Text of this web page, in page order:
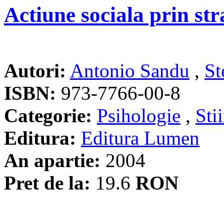
Actiune sociala prin
Autori: Antonio Sandu ,
ISBN: 973-7766-00-8
Categorie: Psihologie ,
Editura: Editura Lumen
An apartie: 2004
Pret de la: 19.6 RON